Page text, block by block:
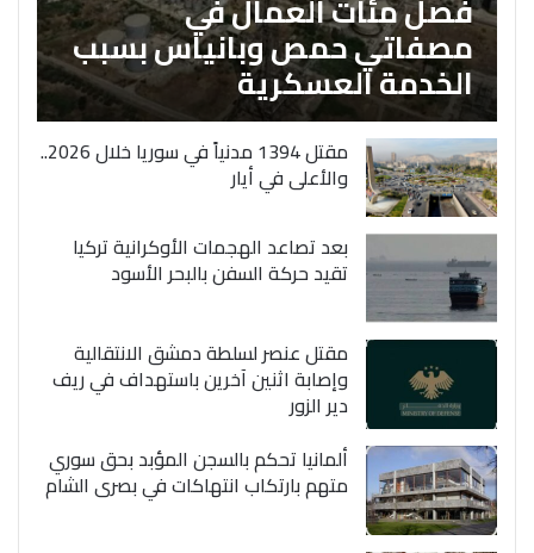
مصفاتي حمص وبانياس بسبب
الخدمة العسكرية
مقتل 1394 مدنياً في سوريا خلال 2026..
والأعلى في أيار
بعد تصاعد الهجمات الأوكرانية تركيا
تقيد حركة السفن بالبحر الأسود
مقتل عنصر لسلطة دمشق الانتقالية
وإصابة اثنين آخرين باستهداف في ريف
دير الزور
ألمانيا تحكم بالسجن المؤبد بحق سوري
متهم بارتكاب انتهاكات في بصرى الشام